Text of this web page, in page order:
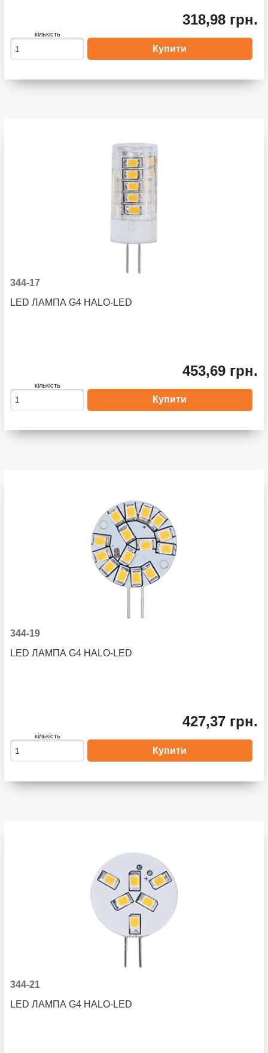
318,98 грн.
кількість
344-17
LED ЛАМПА G4 HALO-LED
453,69 грн.
кількість
344-19
LED ЛАМПА G4 HALO-LED
427,37 грн.
кількість
344-21
LED ЛАМПА G4 HALO-LED